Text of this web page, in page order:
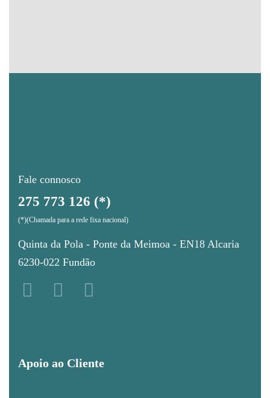
Fale connosco
275 773 126 (*)
(*)(Chamada para a rede fixa nacional)
Quinta da Pola - Ponte da Meimoa - EN18 Alcaria
6230-022 Fundão
Apoio ao Cliente